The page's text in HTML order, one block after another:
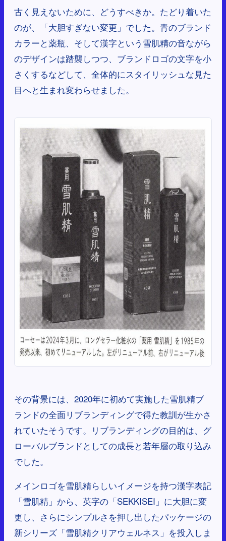
古く見えないために、どうすべきか。たどり着いた
のが、「大胆すぎない変更」でした。青のブランド
カラーと薬瓶、そして漢字という雪肌精の音ながら
のデザインは踏襲しつつ、ブランドロゴの文字を小
さくするなどして、全体的にスタイリッシュな見た
目へと生まれ変わらせました。
その背景には、2020年に初めて実施した雪肌精ブ
ランドの全面リブランディングで得た教訓が生かさ
れていたそうです。リブランディングの目的は、グ
ローバルブランドとしての成長と若年層の取り込み
でした。
メインロゴを雪肌精らしいイメージを持つ漢字表記
「雪肌精」から、英字の「SEKKISEI」に大胆に変
更し、さらにシンプルさを押し出したパッケージの
新シリーズ「雪肌精クリアウェルネス」を投入しま